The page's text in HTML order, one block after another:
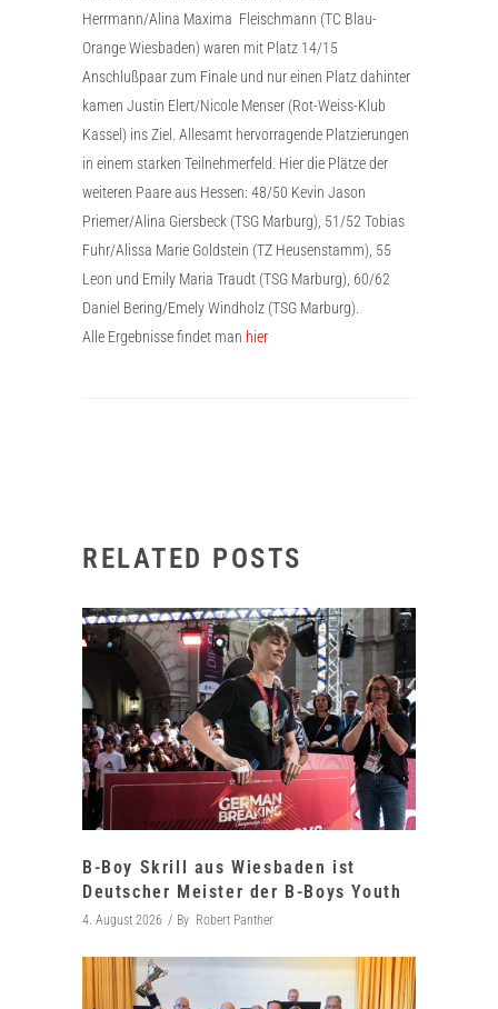
Herrmann/Alina Maxima Fleischmann (TC Blau-
Orange Wiesbaden) waren mit Platz 14/15
Anschlußpaar zum Finale und nur einen Platz dahinter
kamen Justin Elert/Nicole Menser (Rot-Weiss-Klub
Kassel) ins Ziel. Allesamt hervorragende Platzierungen
in einem starken Teilnehmerfeld. Hier die Plätze der
weiteren Paare aus Hessen: 48/50 Kevin Jason
Priemer/Alina Giersbeck (TSG Marburg), 51/52 Tobias
Fuhr/Alissa Marie Goldstein (TZ Heusenstamm), 55
Leon und Emily Maria Traudt (TSG Marburg), 60/62
Daniel Bering/Emely Windholz (TSG Marburg).
Alle Ergebnisse findet man hier
RELATED POSTS
B-Boy Skrill aus Wiesbaden ist
Deutscher Meister der B-Boys Youth
4. August 2026 By Robert Panther